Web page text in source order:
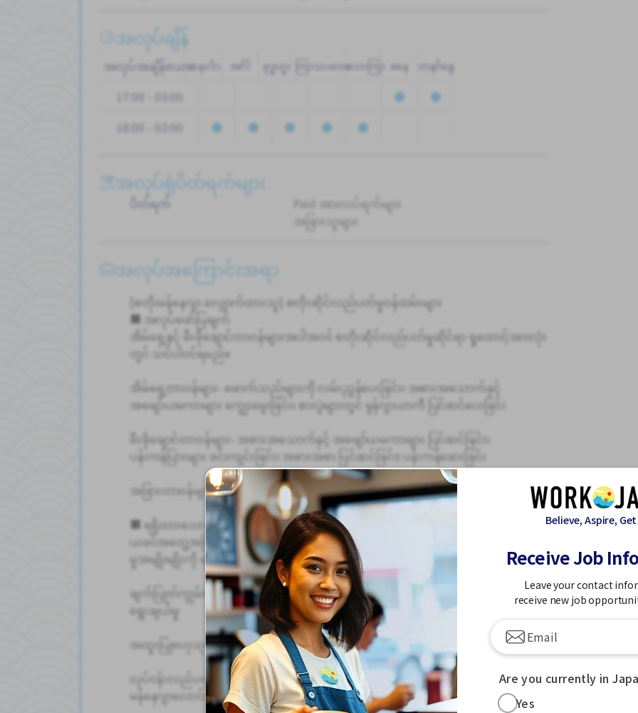
အလုပ်ချိန်
အလုပ်အချိန်ဇယားတနင်္လာ အင်္ဂါ ဗုဒ္ဓဟူး ကြာသပတေးသောကြာ စနေ တနင်္ဂနွေ
17:00 - 03:00
18:00 - 03:00
အလုပ်ရုံပိတ်ရက်များ
ပိတ်ရက်
Paid အားလပ်ရက်များ
အခြားသူများ
အလုပ်အကြောင်းအရာ
[စတိုးမန်နေဂျာ လျှောက်ထားသူ] စတိုးဆိုင်လည်ပတ်မှုဝန်ထမ်းများ
■ အလုပ်ဖော်ပြချက်
အိမ်ရှေ့နှင့် မီးဖိုချောင်တာဝန်များအပါအဝင် စတိုးဆိုင်လည်ပတ်မှုဆိုင်ရာ ရှုထောင့်အားလုံး
တွင် သင်ပါဝင်ရမည်။
အိမ်ရှေ့တာဝန်များ- ဖောက်သည်များကို လမ်းညွှန်ပေးခြင်း၊ အစားအသောက်နှင့်
အဖျော်ယမကာများ ကျွေးမွေးခြင်း၊ စားပွဲများတွင် မွန်ဂျာယာကီ ပြင်ဆင်ပေးခြင်း
မီးဖိုချောင်တာဝန်များ- အစားအသောက်နှင့် အဖျော်ယမကာများ ပြင်ဆင်ခြင်း၊
ပန်းကန်ပြားများ ခင်းကျင်းခြင်း၊ အစားအစာ ပြင်ဆင်ခြင်း၊ ပန်းကန်ဆေးခြင်း
အခြားတာဝန်များ- ဆိုင်သန့်ရှင်းရေး၊ ပစ္စည်းကိရိယာများ စီမံခန့်ခွဲမှု စသည်တို့
■ ရရှိထားသော ကျွမ်းကျင်မှုနှင့် အတွေ့အကြုံ
ယခင်အတွေ့အကြုံမရှိသော်လည်း၊ သင်သည် အောက်ပါတို့အပါအဝင် အထူးပြုကျွမ်းကျင်
မှုအမျိုးမျိုးကို ရယူနိုင်ပါသည်-
ချက်ပြုတ်ကျွမ်းကျင်မှု- ဓားကျွမ်းကျင်မှု၊ လှပသော တင်ဆက်မှု၊ ဝယ်ယူမှုနှင့် ပါဝင်ပစ္စည်း
ရွေးချယ်မှု
အထူးပြုဗဟုသုတ- shochu၊ whiskey၊ liqueurs၊ အရက်နှင့် cheese ဗဟုသုတ
လုပ်ငန်းလည်ပတ်မှုနှင့် စီမံခန့်ခွဲမှု- ဝန်ဆောင်မှုအမူအကျင့်များ၊ မီနူးရေးဆွဲခြင်း၊ ဆိုင်
မန်နေဂျာလောင်းအဖြစ် စီမံခန့်ခွဲခြင်း
Believe, Aspire,
Receive Job
Leave your contact
receive new job
Are you currently in
Yes